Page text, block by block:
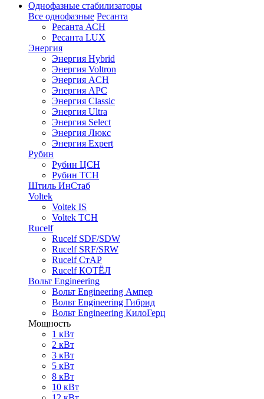
Однофазные стабилизаторы
Все однофазные Ресанта
Ресанта АСН
Ресанта LUX
Энергия
Энергия Hybrid
Энергия Voltron
Энергия ACH
Энергия АРС
Энергия Classic
Энергия Ultra
Энергия Select
Энергия Люкс
Энергия Expert
Рубин
Рубин ЦСН
Рубин ТСН
Штиль ИнСтаб
Voltek
Voltek IS
Voltek ТСН
Rucelf
Rucelf SDF/SDW
Rucelf SRF/SRW
Rucelf СтАР
Rucelf КОТЁЛ
Вольт Engineering
Вольт Engineering Ампер
Вольт Engineering Гибрид
Вольт Engineering КилоГерц
Мощность
1 кВт
2 кВт
3 кВт
5 кВт
8 кВт
10 кВт